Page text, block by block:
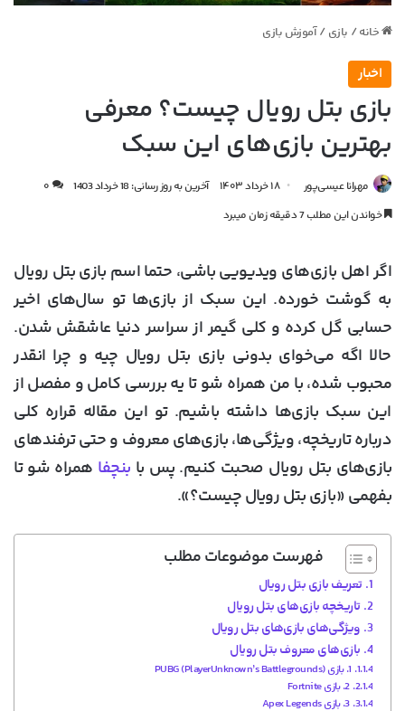
خانه / بازی / آموزش‌ بازی
اخبار
بازی بتل رویال چیست؟ معرفی
بهترین بازی‌های این سبک
مهرانا عیسی‌پور ۱۸ خرداد ۱۴۰۳ آخرین به روز رسانی: 18 خرداد 1403
۰
خواندن این مطلب 7 دقیقه زمان میبرد
اگر اهل بازی‌های ویدیویی باشی، حتما اسم بازی بتل رویال
به گوشت خورده. این سبک از بازی‌ها تو سال‌های اخیر
حسابی گل کرده و کلی گیمر از سراسر دنیا عاشقش شدن.
حالا اگه می‌خوای بدونی بازی بتل رویال چیه و چرا انقدر
محبوب شده، با من همراه شو تا یه بررسی کامل و مفصل از
این سبک بازی‌ها داشته باشیم. تو این مقاله قراره کلی
درباره تاریخچه، ویژگی‌ها، بازی‌های معروف و حتی ترفندهای
بازی‌های بتل رویال صحبت کنیم. پس با بنچفا همراه شو تا
بفهمی «بازی بتل رویال چیست؟».
فهرست موضوعات مطلب
تعریف بازی بتل رویال
تاریخچه بازی‌های بتل رویال
ویژگی‌های بازی‌های بتل رویال
بازی‌های معروف بتل رویال
1. بازی PUBG (PlayerUnknown’s Battlegrounds)
2. بازی Fortnite
3. بازی Apex Legends